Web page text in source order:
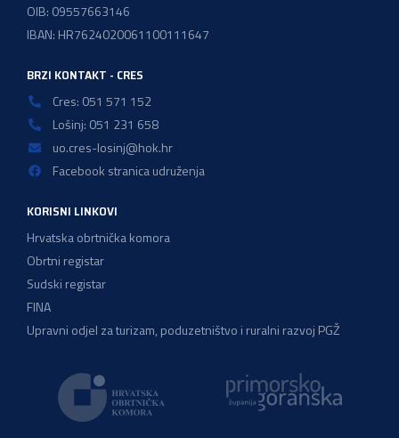
OIB: 09557663146
IBAN: HR7624020061100111647
BRZI KONTAKT - CRES
Cres: 051 571 152
Lošinj: 051 231 658
uo.cres-losinj@hok.hr
Facebook stranica udruženja
KORISNI LINKOVI
Hrvatska obrtnička komora
Obrtni registar
Sudski registar
FINA
Upravni odjel za turizam, poduzetništvo i ruralni razvoj PGŽ